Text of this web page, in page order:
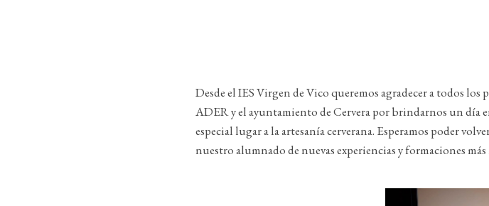
Desde el IES Virgen de Vico queremos agradecer a todos
ADER y el ayuntamiento de Cervera por brindarnos un día
especial lugar a la artesanía cerverana. Esperamos poder
nuestro alumnado de nuevas experiencias y formaciones más